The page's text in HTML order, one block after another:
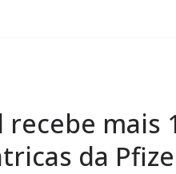
recebe mais
da